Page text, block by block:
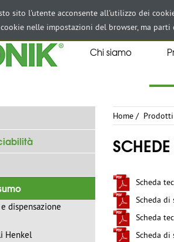
Chi siamo
dispensazione
Henkel
Home/ Prodotti
Scheda
Scheda di
Scheda
Scheda di
sito l'utente acconsente all'utilizzo dei
nelle impostazioni del browser, ma